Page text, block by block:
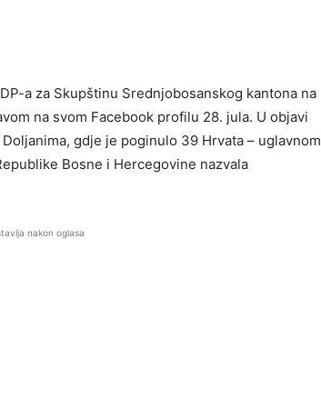
a za Skupštinu Srednjobosanskog kantona na
na svom Facebook profilu 28. jula. U objavi
gdje je poginulo 39 Hrvata – uglavnom
Bosne i Hercegovine nazvala
nakon oglasa